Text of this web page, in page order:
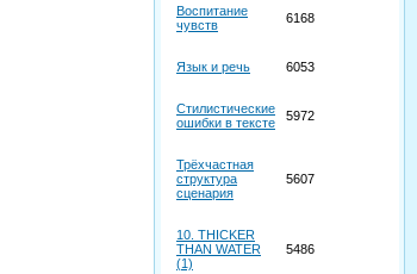
Воспитание
чувств
6168
Язык и речь 6053
Стилистические
ошибки в тексте
5972
Трёхчастная
структура
сценария
5607
10. THICKER
THAN WATER
(1)
5486